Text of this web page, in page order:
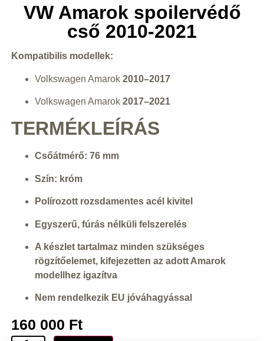
VW Amarok spoilervédő
cső 2010-2021
Kompatibilis modellek:
Volkswagen Amarok 2010–2017
Volkswagen Amarok 2017–2021
TERMÉKLEÍRÁS
Csőátmérő: 76 mm
Szín: króm
Polírozott rozsdamentes acél kivitel
Egyszerű, fúrás nélküli felszerelés
A készlet tartalmaz minden szükséges
rögzítőelemet, kifejezetten az adott Amarok
modellhez igazítva
Nem rendelkezik EU jóváhagyással
160 000 Ft